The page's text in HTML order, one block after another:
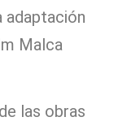
adaptación
Malca
las obras